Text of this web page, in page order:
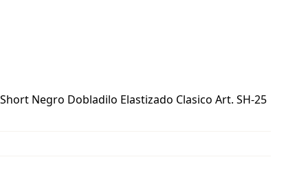
Short Negro Dobladilo Elastizado Clasico Art. SH-25